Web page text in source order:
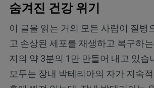
숨겨진 건강 위기
이 글을 읽는 거의 모든 사람이 질병
고 손상된 세포를 재생하고 복구하
지의 약 3분의 1만 만들어 내고 있습
모두는 장내 박테리아의 자가 지속